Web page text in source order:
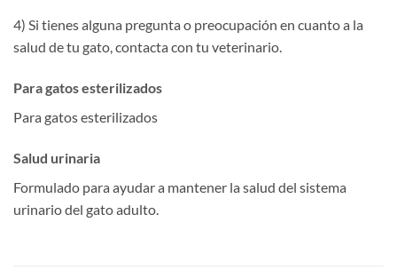
4) Si tienes alguna pregunta o preocupación en cuanto a la
salud de tu gato, contacta con tu veterinario.
Para gatos esterilizados
Para gatos esterilizados
Salud urinaria
Formulado para ayudar a mantener la salud del sistema
urinario del gato adulto.